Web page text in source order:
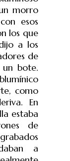
morro
esos
los que
a los
de
un bote.
como
En
estaba
de
a